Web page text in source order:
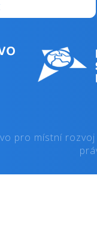
pro místní rozvoj